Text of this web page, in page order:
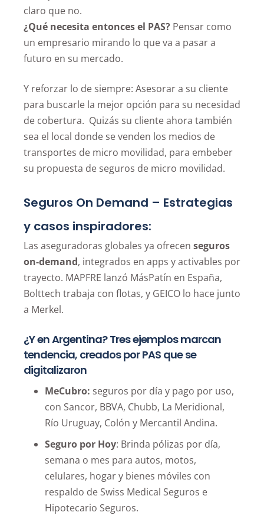
claro que no.
¿Qué necesita entonces el PAS? Pensar como
un empresario mirando lo que va a pasar a
futuro en su mercado.
Y reforzar lo de siempre: Asesorar a su cliente
para buscarle la mejor opción para su necesidad
de cobertura. Quizás su cliente ahora también
sea el local donde se venden los medios de
transportes de micro movilidad, para embeber
su propuesta de seguros de micro movilidad.
Seguros On Demand – Estrategias
y casos inspiradores:
Las aseguradoras globales ya ofrecen seguros
on-demand, integrados en apps y activables por
trayecto. MAPFRE lanzó MásPatín en España,
Bolttech trabaja con flotas, y GEICO lo hace junto
a Merkel.
¿Y en Argentina? Tres ejemplos marcan
tendencia, creados por PAS que se
digitalizaron
MeCubro: seguros por día y pago por uso,
con Sancor, BBVA, Chubb, La Meridional,
Río Uruguay, Colón y Mercantil Andina.
Seguro por Hoy: Brinda pólizas por día,
semana o mes para autos, motos,
celulares, hogar y bienes móviles con
respaldo de Swiss Medical Seguros e
Hipotecario Seguros.